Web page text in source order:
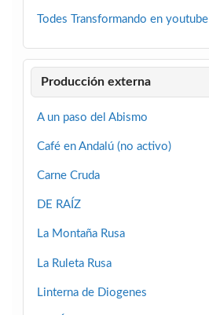
Todes Transformando en youtube
Producción externa
A un paso del Abismo
Café en Andalú (no activo)
Carne Cruda
DE RAÍZ
La Montaña Rusa
La Ruleta Rusa
Linterna de Diogenes